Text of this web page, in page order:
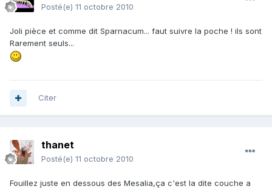
Posté(e) 11 octobre 2010
Joli pièce et comme dit Sparnacum... faut suivre la poche ! ils sont
Rarement seuls...
Citer
thanet
Posté(e) 11 octobre 2010
Fouillez juste en dessous des Mesalia,ça c'est la dite couche a